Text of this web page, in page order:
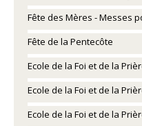
Fête des Mères - Messes
Fête de la Pentecôte
Ecole de la Foi et de la
Ecole de la Foi et de la
Ecole de la Foi et de la